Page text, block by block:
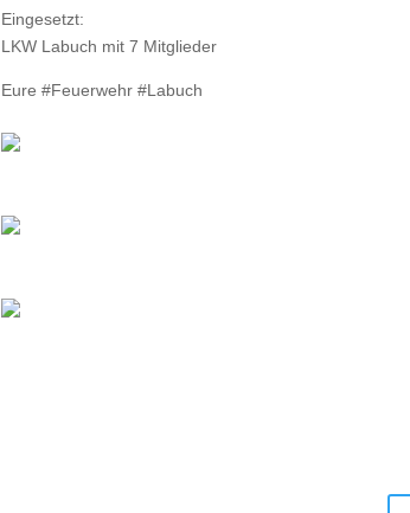
Eingesetzt:
LKW Labuch mit 7 Mitglieder
Eure #Feuerwehr #Labuch